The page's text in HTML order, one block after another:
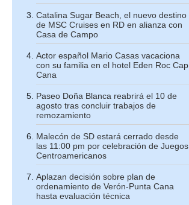
Catalina Sugar Beach, el nuevo destino
de MSC Cruises en RD en alianza con
Casa de Campo
Actor español Mario Casas vacaciona
con su familia en el hotel Eden Roc Cap
Cana
Paseo Doña Blanca reabrirá el 10 de
agosto tras concluir trabajos de
remozamiento
Malecón de SD estará cerrado desde
las 11:00 pm por celebración de Juegos
Centroamericanos
Aplazan decisión sobre plan de
ordenamiento de Verón-Punta Cana
hasta evaluación técnica